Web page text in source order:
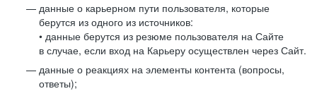
данные о карьерном пути пользователя, которые
берутся из одного из источников:
• данные берутся из резюме пользователя на Сайте
в случае, если вход на Карьеру осуществлен через Сайт.
данные о реакциях на элементы контента (вопросы,
ответы);